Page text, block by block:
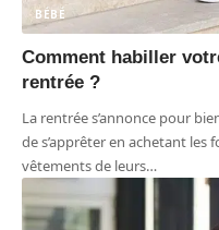
BÉBÉ
Comment habiller
rentrée ?
La rentrée s’annonce pour
de s’apprêter en achetant les
vêtements de leurs…